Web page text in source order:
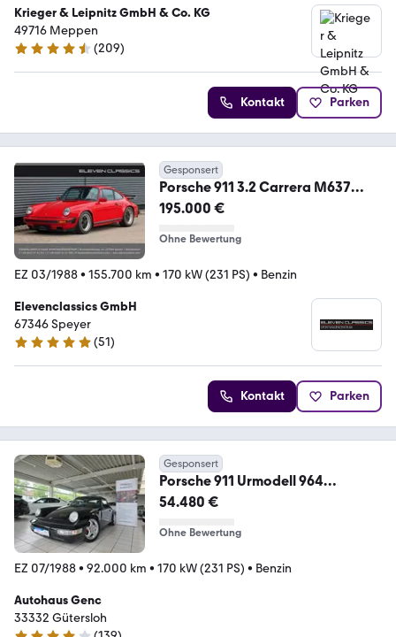
Krieger & Leipnitz GmbH & Co. KG
49716 Meppen
4.7 Sterne
(209)
Kontakt Parken
Gesponsert
Porsche 911 3.2 Carrera M637
Clubsport *deutsches Fhzg*
195.000 €
Ohne Bewertung
EZ 03/1988• 155.700 km • 170 kW (231 PS) • Benzin
Elevenclassics GmbH
67346 Speyer
4.9 Sterne
(51)
Kontakt Parken
Gesponsert
Porsche 911 Urmodell 964
Targa/Cabrio Carrera 3.2
54.480 €
Ohne Bewertung
EZ 07/1988• 92.000 km • 170 kW (231 PS) • Benzin
Autohaus Genc
33332 Gütersloh